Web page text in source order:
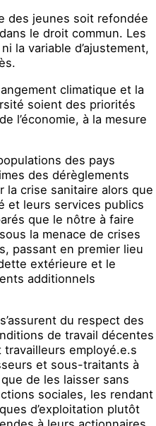
des jeunes soit refondée
le droit commun. Les
la variable d’ajustement,
climatique et la
soient des priorités
l’économie, à la mesure
des pays
des dérèglements
la crise sanitaire alors que
et leurs services publics
que le nôtre à faire
la menace de crises
passant en premier lieu
extérieure et le
additionnels
du respect des
de travail décentes
employé.e.s
et sous-traitants à
de les laisser sans
sociales, les rendant
d’exploitation plutôt